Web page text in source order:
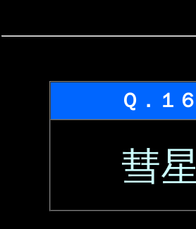
Ｑ．１６
彗星